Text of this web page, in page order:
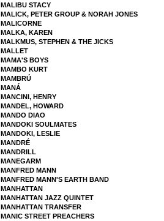
MALIBU STACY
MALICK, PETER GROUP & NORAH JONES
MALICORNE
MALKA, KAREN
MALKMUS, STEPHEN & THE JICKS
MALLET
MAMA'S BOYS
MAMBO KURT
MAMBRÚ
MANÁ
MANCINI, HENRY
MANDEL, HOWARD
MANDO DIAO
MANDOKI SOULMATES
MANDOKI, LESLIE
MANDRÉ
MANDRILL
MANEGARM
MANFRED MANN
MANFRED MANN'S EARTH BAND
MANHATTAN
MANHATTAN JAZZ QUINTET
MANHATTAN TRANSFER
MANIC STREET PREACHERS